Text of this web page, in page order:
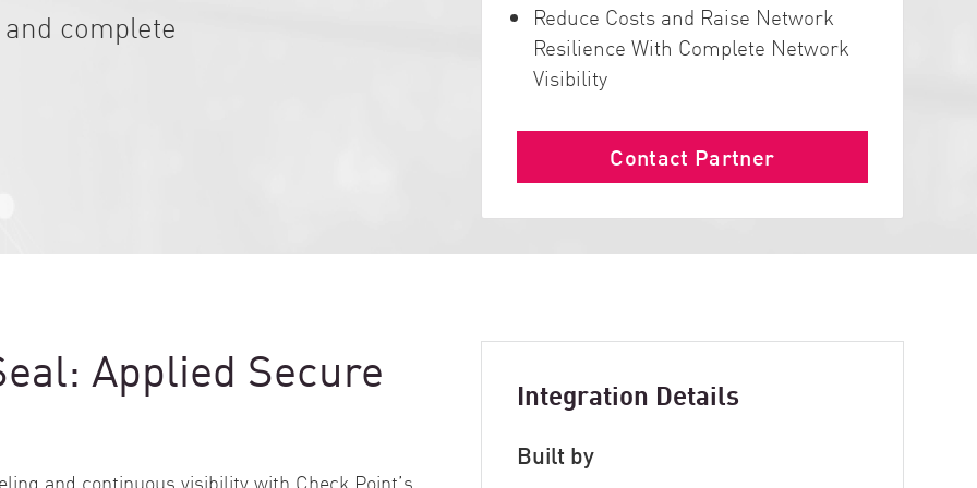
complete
Reduce Costs and Raise Network
Resilience With Complete Network
Visibility
Contact Partner
Applied Secure
and continuous visibility with Check Point’s
Integration Details
Built by